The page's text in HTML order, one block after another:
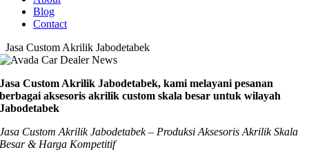
Blog
Contact
Jasa Custom Akrilik Jabodetabek
Jasa Custom Akrilik Jabodetabek, kami melayani pesanan
berbagai aksesoris akrilik custom skala besar untuk wilayah
Jabodetabek
Jasa Custom Akrilik Jabodetabek – Produksi Aksesoris Akrilik Skala
Besar & Harga Kompetitif